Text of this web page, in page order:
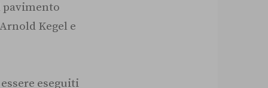
pavimento
Kegel e
eseguiti